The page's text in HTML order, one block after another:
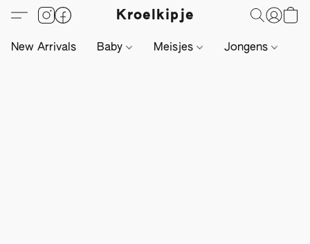
Kroelkipje
New Arrivals Baby Meisjes Jongens